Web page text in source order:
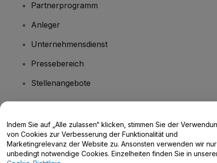
Partnerprogramm
Anleger
Unternehmensdienst
Pressebereich
Stellenangebote
Hilfe-Center / Kontakt
Indem Sie auf „Alle zulassen“ klicken, stimmen Sie der
von Cookies zur Verbesserung der Funktionalität und
Marketingrelevanz der Website zu. Ansonsten verwenden wir nur
unbedingt notwendige Cookies. Einzelheiten finden Sie in